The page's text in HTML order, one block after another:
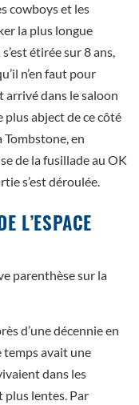
cowboys et les
la plus longue
étirée sur 8 ans,
n’en faut pour
arrivé dans le saloon
plus abject de ce côté
Tombstone, en
de la fusillade au OK
s’est déroulée.
L’ESPACE
parenthèse sur la
d’une décennie en
temps avait une
dans les
plus lentes. Par